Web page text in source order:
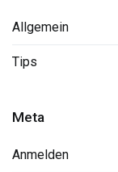
Allgemein
Tips
Meta
Anmelden